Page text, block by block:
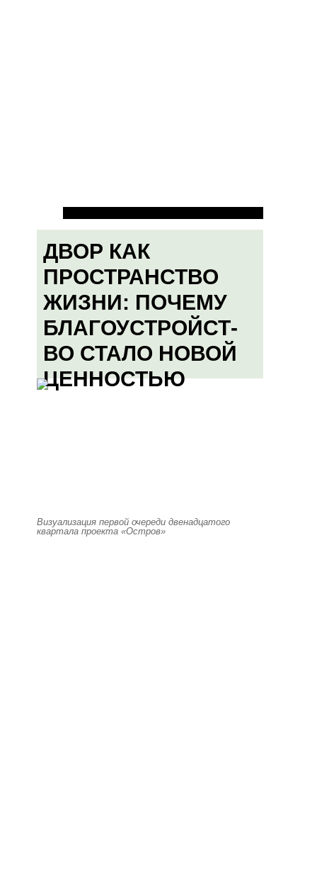
ДВОР КАК
ПРОСТРАНСТВО
ЖИЗНИ: ПОЧЕМУ
БЛАГОУСТРОЙСТ-
ВО СТАЛО НОВОЙ
ЦЕННОСТЬЮ
Визуализация первой очереди двенадцатого
квартала проекта «Остров»